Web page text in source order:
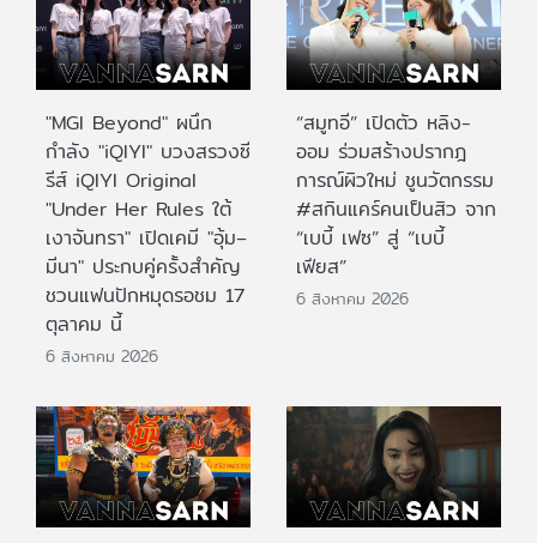
"MGI Beyond" ผนึก
กำลัง "iQIYI" บวงสรวงซี
รีส์ iQIYI Original
"Under Her Rules ใต้
เงาจันทรา" เปิดเคมี "อุ้ม–
มีนา" ประกบคู่ครั้งสำคัญ
ชวนแฟนปักหมุดรอชม 17
ตุลาคม นี้
6 สิงหาคม 2026
“สมูทอี” เปิดตัว หลิง-
ออม ร่วมสร้างปรากฎ
การณ์ผิวใหม่ ชูนวัตกรรม
#สกินแคร์คนเป็นสิว จาก
“เบบี้ เฟซ” สู่ “เบบี้
เฟียส”
6 สิงหาคม 2026